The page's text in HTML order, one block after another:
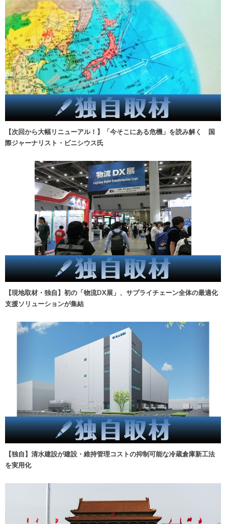
【次回から大幅リニューアル！】「今そこにある危機」を読み解く 国
際ジャーナリスト・ビニシウス氏
【現地取材・独自】初の「物流DX展」、サプライチェーン全体の最適化
支援ソリューションが集結
【独自】清水建設が建設・維持管理コストの抑制可能な冷蔵倉庫新工法
を実用化